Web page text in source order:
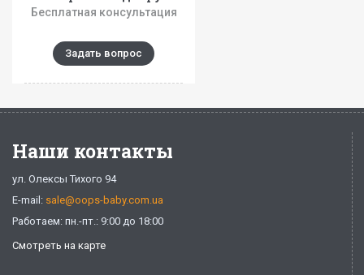
Бесплатная консультация
Задать вопрос
Наши контакты
ул. Олексы Тихого 94
E-mail: sale@oops-baby.com.ua
Работаем: пн.-пт.: 9:00 до 18:00
Смотреть на карте